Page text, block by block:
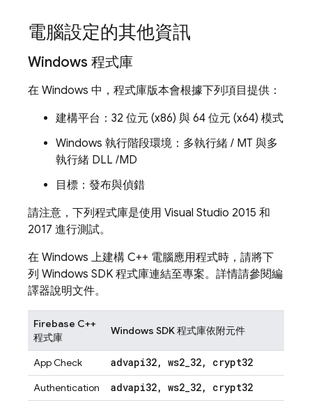
電腦設定的其他資訊
Windows 程式庫
在 Windows 中，程式庫版本會根據下列項目提供：
建構平台：32 位元 (x86) 與 64 位元 (x64) 模式
Windows 執行階段環境：多執行緒 / MT 與多
執行緒 DLL /MD
目標：發布與偵錯
請注意，下列程式庫是使用 Visual Studio 2015 和
2017 進行測試。
在 Windows 上建構 C++ 電腦應用程式時，請將下
列 Windows SDK 程式庫連結至專案。詳情請參閱編
譯器說明文件。
Firebase C++
程式庫
Windows SDK 程式庫依附元件
App Check advapi32, ws2_32, crypt32
Authentication advapi32, ws2_32, crypt32